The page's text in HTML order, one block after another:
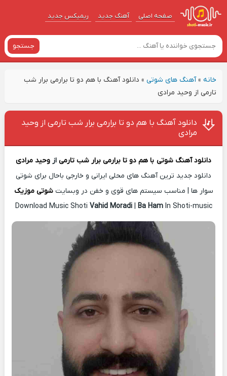
صفحه اصلی آهنگ‌ جدید ریمیکس جدید
جستجو
خانه»آهنگ های شوتی» دانلود آهنگ با هم دو تا برارمی برار شب
تارمی از وحید مرادی
دانلود آهنگ با هم دو تا برارمی برار شب تارمی از وحید
مرادی
دانلود آهنگ شوتی با هم دو تا برارمی برار شب تارمی از وحید مرادی
دانلود جدید ترین آهنگ های محلی ایرانی و خارجی باحال برای شوتی
سوار ها | مناسب سیستم های قوی و خفن در وبسایتشوتی موزیک
Download Music Shoti Vahid Moradi| Ba HamIn Shoti-music